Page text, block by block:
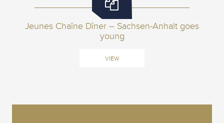
Jeunes Chaîne Dîner – Sachsen-Anhalt goes
young
VIEW